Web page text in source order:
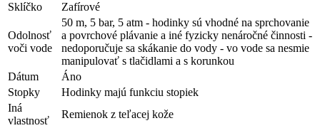
Sklíčko
Zafírové
Odolnosť
voči vode
50 m, 5 bar, 5 atm - hodinky sú vhodné na sprchovanie
a povrchové plávanie a iné fyzicky nenáročné činnosti -
nedoporučuje sa skákanie do vody - vo vode sa nesmie
manipulovať s tlačidlami a s korunkou
Dátum
Áno
Stopky
Hodinky majú funkciu stopiek
Iná
vlastnosť
Remienok z teľacej kože